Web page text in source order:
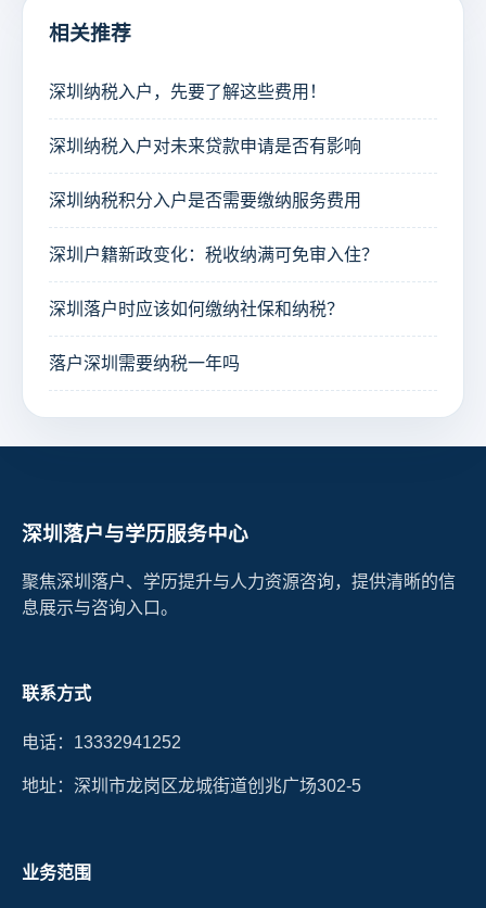
相关推荐
深圳纳税入户，先要了解这些费用！
深圳纳税入户对未来贷款申请是否有影响
深圳纳税积分入户是否需要缴纳服务费用
深圳户籍新政变化：税收纳满可免审入住？
深圳落户时应该如何缴纳社保和纳税？
落户深圳需要纳税一年吗
深圳落户与学历服务中心
聚焦深圳落户、学历提升与人力资源咨询，提供清晰的信
息展示与咨询入口。
联系方式
电话：13332941252
地址：深圳市龙岗区龙城街道创兆广场302-5
业务范围